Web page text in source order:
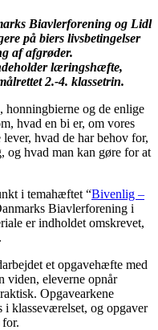
Biavlerforening og Lidl
på biers livsbetingelser
af afgrøder.
læringshæfte,
2.-4. klassetrin.
honningbierne og de enlige
hvad en bi er, om vores
hvad de har behov for,
og hvad man kan gøre for at
i temahæftet “Bivenlig –
Biavlerforening i
er indholdet omskrevet,
et opgavehæfte med
viden, eleverne opnår
Opgavearkene
i klasseværelset, og opgaver